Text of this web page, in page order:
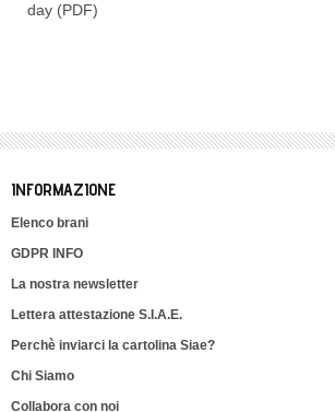
day (PDF)
INFORMAZIONE
Elenco brani
GDPR INFO
La nostra newsletter
Lettera attestazione S.I.A.E.
Perchè inviarci la cartolina Siae?
Chi Siamo
Collabora con noi